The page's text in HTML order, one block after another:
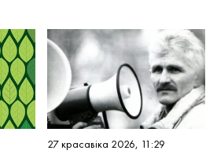
27 красавіка 2026, 11:29